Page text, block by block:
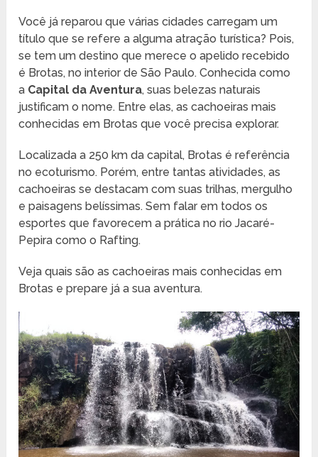
Você já reparou que várias cidades carregam um
título que se refere a alguma atração turística? Pois,
se tem um destino que merece o apelido recebido
é Brotas, no interior de São Paulo. Conhecida como
a Capital da Aventura, suas belezas naturais
justificam o nome. Entre elas, as cachoeiras mais
conhecidas em Brotas que você precisa explorar.
Localizada a 250 km da capital, Brotas é referência
no ecoturismo. Porém, entre tantas atividades, as
cachoeiras se destacam com suas trilhas, mergulho
e paisagens belíssimas. Sem falar em todos os
esportes que favorecem a prática no rio Jacaré-
Pepira como o Rafting.
Veja quais são as cachoeiras mais conhecidas em
Brotas e prepare já a sua aventura.